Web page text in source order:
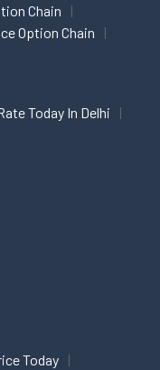
Chain
Option Chain
Today In Delhi
Today